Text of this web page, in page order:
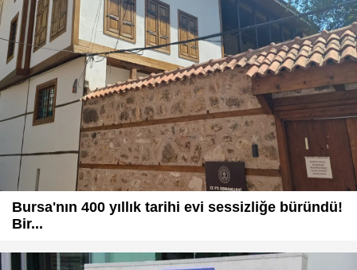
Bursa'nın 400 yıllık tarihi evi sessizliğe büründü!
Bir...